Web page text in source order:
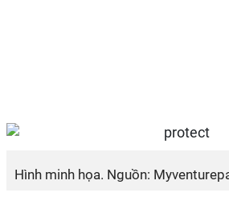
Hình minh họa. Nguồn: